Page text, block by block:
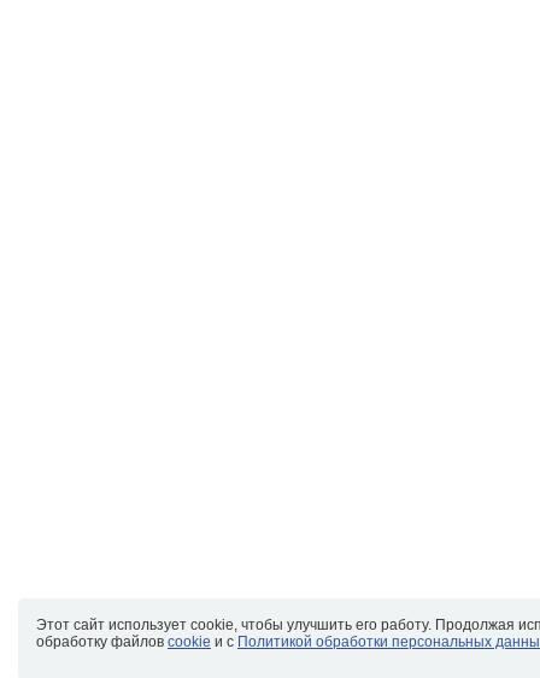
Этот сайт использует cookie, чтобы улучшить его работу. Продолжая
обработку файлов cookie и с Политикой обработки персональных